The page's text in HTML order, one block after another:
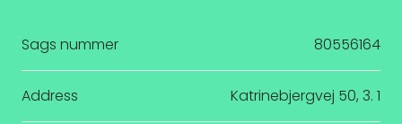
Sags nummer 80556164
Address Katrinebjergvej 50, 3. 1